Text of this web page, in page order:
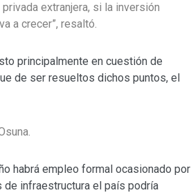
extranjera, si la inversión
a crecer”, resaltó.
principalmente en cuestión de
de ser resueltos dichos puntos, el
habrá empleo formal ocasionado por
infraestructura el país podría